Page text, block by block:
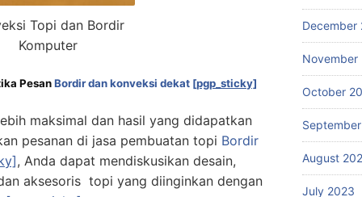
Topi dan Bordir
Komputer
PesanBordir dan konveksi dekat [pgp_sticky]
maksimal dan hasil yang didapatkan
pesanan di jasa pembuatan topi Bordir
, Anda dapat mendiskusikan desain,
aksesoris topi yang diinginkan dengan
December
November
October
August
July 2023